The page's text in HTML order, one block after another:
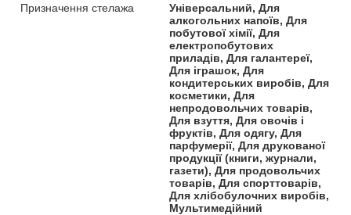
Призначення стелажа
Універсальний, Для
алкогольних напоїв, Для
побутової хімії, Для
електропобутових
приладів, Для галантереї,
Для іграшок, Для
кондитерських виробів, Для
косметики, Для
непродовольчих товарів,
Для взуття, Для овочів і
фруктів, Для одягу, Для
парфумерії, Для друкованої
продукції (книги, журнали,
газети), Для продовольчих
товарів, Для спорттоварів,
Для хлібобулочних виробів,
Мультимедійний